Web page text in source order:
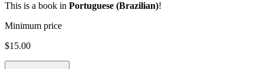
This is a book in Portuguese (Brazilian)!
Minimum price
$15.00